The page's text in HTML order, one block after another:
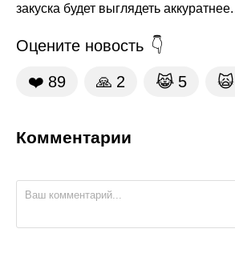
закуска будет выглядеть аккуратнее.
Оцените новость
❤️ 89 🙏 2 😹 5 🙀
Комментарии